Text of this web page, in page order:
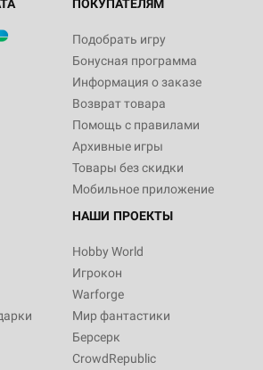
ПОКУПАТЕЛЯМ
Подобрать игру
Бонусная программа
Информация о заказе
Возврат товара
Помощь с правилами
Архивные игры
Товары без скидки
Мобильное приложение
НАШИ ПРОЕКТЫ
Hobby World
Игрокон
Warforge
Мир фантастики
Берсерк
CrowdRepublic